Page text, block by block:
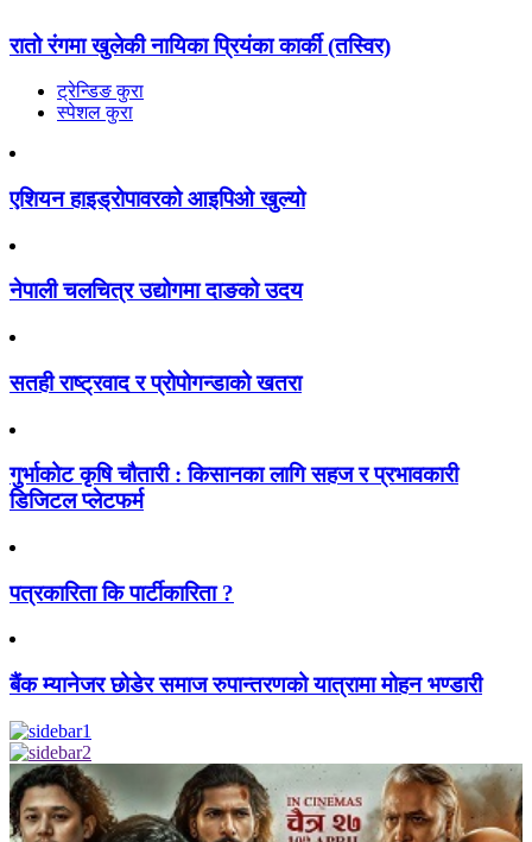
रातो रंगमा खुलेकी नायिका प्रियंका कार्की (तस्विर)
ट्रेन्डिङ कुरा
स्पेशल कुरा
एशियन हाइड्रोपावरको आइपिओ खुल्यो
नेपाली चलचित्र उद्योगमा दाङको उदय
सतही राष्ट्रवाद र प्रोपोगन्डाको खतरा
गुर्भाकोट कृषि चौतारी : किसानका लागि सहज र प्रभावकारी
डिजिटल प्लेटफर्म
पत्रकारिता कि पार्टीकारिता ?
बैंक म्यानेजर छोडेर समाज रुपान्तरणको यात्रामा मोहन भण्डारी